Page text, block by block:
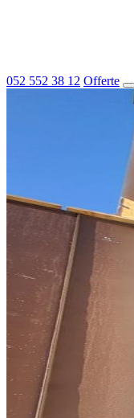
052 552 38 12 Offerte